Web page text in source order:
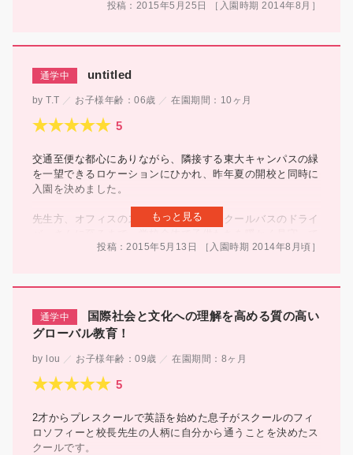
of biracial families like us, as well as children of all
staff are all well experienced, so they were helpful with
good advise to give both our children as students and to
us parents. Many families have working parents and with
established schools, most people there were down to
families there cliamed they chose UST because of the
“non snobbish” community. They do a lot of charity
fundraisers and cultural events so you should obtain those
mom-guilt free! I am looking forward to when my wee
elementary school and regular swimming lessons.
投稿：2015年5月25日 ［入園時期2014年8月 ］
untitled
T.T お子様年齢：06歳 在園期間： 10ヶ月
交通至便な都心にありながら、隣接する東大キャンパスの緑
を一望できるロケーションにひかれ、昨年夏の開校と同時に
入園を決めました。
先生方、オフィスのスタッフをはじめスクールバスのドライ
くださり、安心して通わせることができるスクールです。
す。多くの国から生徒が集まっており、昨年11月に開催され
たUniversal children’s dayのイベントでは、親子で民族衣装
を着て、生徒たちが自国のプレゼンテーションを実施するな
ど、両親とも日本人で日本で育った娘にとっては、本当の意
ることにいたしました。
もっと見る
投稿：2015年5月13日 ［入園時期 2014年8月頃 ］
国際社会と文化への理解を高める質の高い
グローバル教育！
lou お子様年齢：09歳 在園期間： 8ヶ月
2才からプレスクールで英語を始めた息子がスクールのフィ
ロソフィーと校長先生の人柄に自分から通うことを決めたス
クールです。